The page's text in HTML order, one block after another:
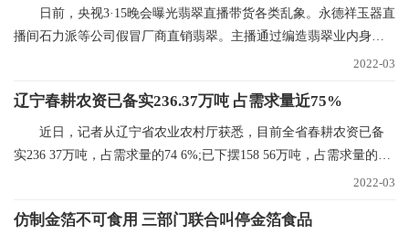
日前，央视3·15晚会曝光翡翠直播带货各类乱象。永德祥玉器直
播间石力派等公司假冒厂商直销翡翠。主播通过编造翡翠业内身
2022-03
辽宁春耕农资已备实236.37万吨 占需求量近75%
近日，记者从辽宁省农业农村厅获悉，目前全省春耕农资已备
实236 37万吨，占需求量的74 6%;已下摆158 56万吨，占需求量的
2022-03
仿制金箔不可食用 三部门联合叫停金箔食品